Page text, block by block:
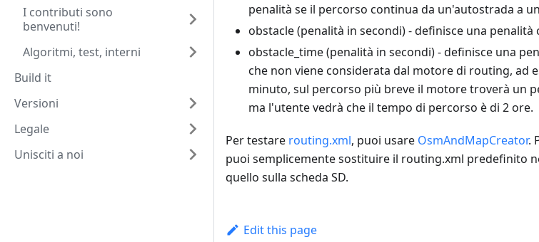
I contributi sono
benvenuti!
Algoritmi, test, interni
Build it
Versioni
Legale
Unisciti a noi
penalità se il percorso continua da un'autostrada a
obstacle (penalità in secondi) - definisce una
obstacle_time (penalità in secondi) - definisce una
che non viene considerata dal motore di routing, ad
minuto, sul percorso più breve il motore troverà un
ma l'utente vedrà che il tempo di percorso è di 2 ore.
Per testare routing.xml, puoi usare OsmAndMapCreator.
puoi semplicemente sostituire il routing.xml predefinito
quello sulla scheda SD.
Edit this page